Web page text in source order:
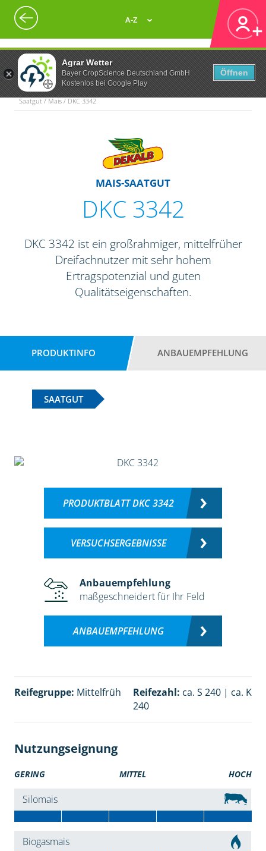
Agrar Wetter
Bayer CropScience Deutschland GmbH
Kostenlos bei Google Play
Öffnen
A-Z
Saatgut / Mais / DKC 3342
MAIS-SAATGUT
DKC 3342
DKC 3342 ist ein großrahmiger, mittelfrüher
Dreifachnutzer mit sehr hohem
Ertragspotenzial und guten
Qualitätseigenschaften.
PRODUKTINFO ANBAUEMPFEHLUNG
SAATGUT
PRODUKTBLATT DKC 3342
VERSUCHSERGEBNISSE
Anbauempfehlung
maßgeschneidert für Ihr Feld
ANBAUEMPFEHLUNG
Reifegruppe: Mittelfrüh Reifezahl: ca. S 240 | ca. K
240
Nutzungseignung
GERING MITTEL HOCH
Silomais
Biogasmais